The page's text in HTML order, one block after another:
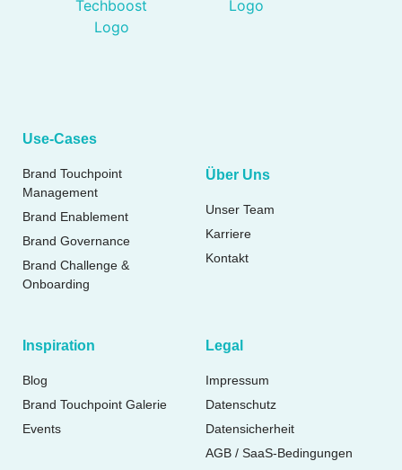
Use-Cases
Brand Touchpoint
Management
Brand Enablement
Brand Governance
Brand Challenge &
Onboarding
Über Uns
Unser Team
Karriere
Kontakt
Inspiration
Blog
Brand Touchpoint Galerie
Events
Legal
Impressum
Datenschutz
Datensicherheit
AGB / SaaS-Bedingungen